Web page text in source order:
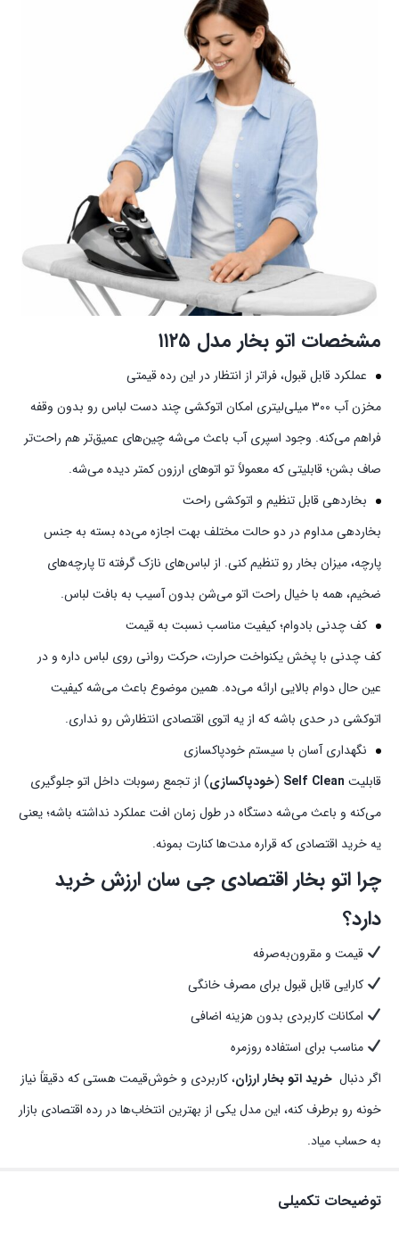
مشخصات اتو بخار مدل ۱۱۲۵
عملکرد قابل قبول، فراتر از انتظار در این رده قیمتی
مخزن آب ۳۰۰ میلی‌لیتری امکان اتوکشی چند دست لباس رو بدون وقفه
فراهم می‌کنه. وجود اسپری آب باعث می‌شه چین‌های عمیق‌تر هم راحت‌تر
صاف بشن؛ قابلیتی که معمولاً تو اتوهای ارزون کمتر دیده می‌شه.
بخاردهی قابل تنظیم و اتوکشی راحت
بخاردهی مداوم در دو حالت مختلف بهت اجازه می‌ده بسته به جنس
پارچه، میزان بخار رو تنظیم کنی. از لباس‌های نازک گرفته تا پارچه‌های
ضخیم، همه با خیال راحت اتو می‌شن بدون آسیب به بافت لباس.
کف چدنی بادوام؛ کیفیت مناسب نسبت به قیمت
کف چدنی با پخش یکنواخت حرارت، حرکت روانی روی لباس داره و در
عین حال دوام بالایی ارائه می‌ده. همین موضوع باعث می‌شه کیفیت
اتوکشی در حدی باشه که از یه اتوی اقتصادی انتظارش رو نداری.
نگهداری آسان با سیستم خودپاکسازی
قابلیت Self Clean
(خودپاکسازی) از تجمع رسوبات داخل اتو جلوگیری
می‌کنه و باعث می‌شه دستگاه در طول زمان افت عملکرد نداشته باشه؛ یعنی
یه خرید اقتصادی که قراره مدت‌ها کنارت بمونه.
چرا اتو بخار اقتصادی جی سان ارزش خرید
دارد؟
قیمت و مقرون‌به‌صرفه
کارایی قابل قبول برای مصرف خانگی
امکانات کاربردی بدون هزینه اضافی
مناسب برای استفاده روزمره
اگر دنبال خرید اتو بخار ارزان، کاربردی و خوش‌قیمت هستی که دقیقاً نیاز
خونه رو برطرف کنه، این مدل یکی از بهترین انتخاب‌ها در رده اقتصادی بازار
به حساب میاد.
توضیحات تکمیلی